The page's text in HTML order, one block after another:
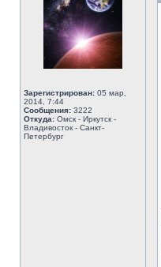
Зарегистрирован: 05 мар,
2014, 7:44
Сообщения: 3222
Откуда: Омск - Иркутск -
Владивосток - Санкт-
Петербург